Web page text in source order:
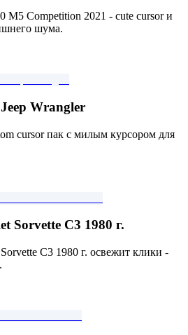
Competition 2021 - cute cursor и
шума.
Wrangler
cursor пак с милым курсором для
Sorvette C3 1980 г.
C3 1980 г. освежит клики -